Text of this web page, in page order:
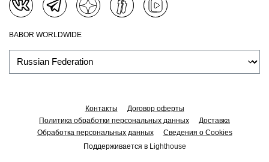
BABOR WORLDWIDE
Контакты
Договор оферты
Политика обработки персональных данных
Доставка
Обработка персональных данных
Сведения о Cookies
Поддерживается в Lighthouse